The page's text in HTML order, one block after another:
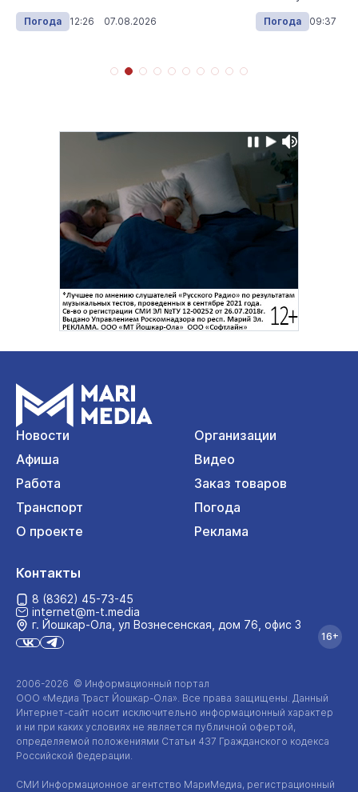
Погода 12:26 07.08.2026 Погода 09:37
Новости
Организации
Афиша
Видео
Работа
Заказ товаров
Транспорт
Погода
О проекте
Реклама
2006-2026 © Информационный портал
ООО «Медиа Траст Йошкар-Ола». Все права защищены. Данный
Интернет-сайт носит исключительно информационный характер
и ни при каких условиях не является публичной офертой,
определяемой положениями Статьи 437 Гражданского кодекса
Российской Федерации.
СМИ Информационное агентство МариМедиа, регистрационный
Контакты
8 (8362) 45-73-45
internet@m-t.media
г. Йошкар‑Ола, ул Вознесенская, дом 76, офис 3
16+